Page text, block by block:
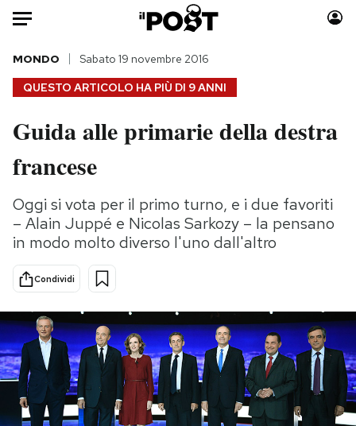
Auto
HOME
Italia
Politica
Tecnologia
Internet
Scienza
Cultura
Economia
Sport
Moda
Storie/Idee
Ok Boomer!
Media
Mondiali calcio 2026
PODCAST
QUESTO ARTICOLO HA PIÙ DI 9 ANNI
MONDO Sabato 19 novembre 2016
Guida alle primarie della destra
francese
Oggi si vota per il primo turno, e i due favoriti
– Alain Juppé e Nicolas Sarkozy – la pensano
in modo molto diverso l'uno dall'altro
Condividi